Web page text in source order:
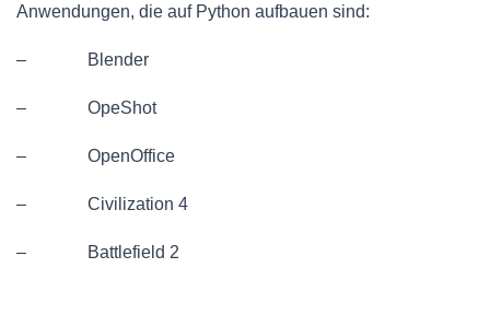
Anwendungen, die auf Python aufbauen sind:
– Blender
– OpeShot
– OpenOffice
– Civilization 4
– Battlefield 2